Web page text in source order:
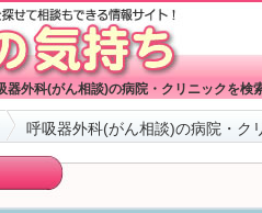
器外科(がん相談)の病院・クリニックを検
呼吸器外科(がん相談)の病院・ク